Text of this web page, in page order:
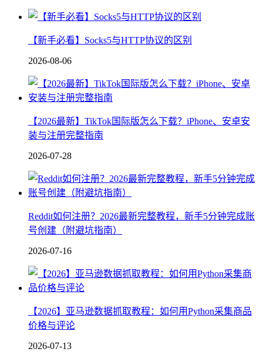
【新手必看】Socks5与HTTP协议的区别
2026-08-06
【2026最新】TikTok国际版怎么下载？iPhone、安卓安
装与注册完整指南
2026-07-28
Reddit如何注册？2026最新完整教程，新手5分钟完成账
号创建（附避坑指南）
2026-07-16
【2026】亚马逊数据抓取教程：如何用Python采集商品
价格与评论
2026-07-13